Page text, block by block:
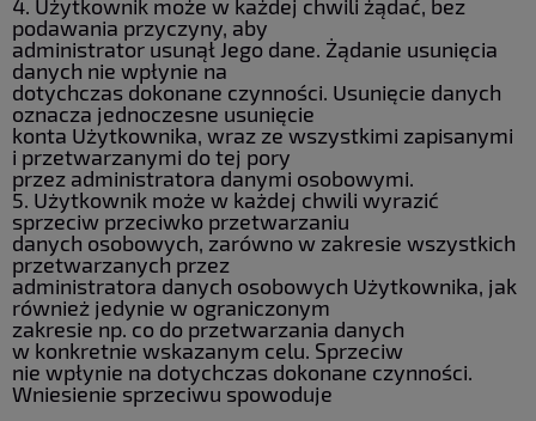
4. Użytkownik może w każdej chwili żądać, bez
podawania przyczyny, aby
administrator usunął Jego dane. Żądanie usunięcia
danych nie wpłynie na
dotychczas dokonane czynności. Usunięcie danych
oznacza jednoczesne usunięcie
konta Użytkownika, wraz ze wszystkimi zapisanymi
i przetwarzanymi do tej pory
przez administratora danymi osobowymi.
5. Użytkownik może w każdej chwili wyrazić
sprzeciw przeciwko przetwarzaniu
danych osobowych, zarówno w zakresie wszystkich
przetwarzanych przez
administratora danych osobowych Użytkownika, jak
również jedynie w ograniczonym
zakresie np. co do przetwarzania danych
w konkretnie wskazanym celu. Sprzeciw
nie wpłynie na dotychczas dokonane czynności.
Wniesienie sprzeciwu spowoduje